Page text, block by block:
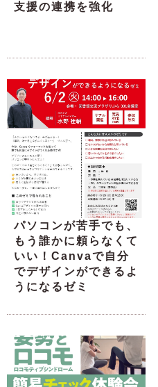
支援の連携を強化
パソコンが苦手でも、
もう誰かに頼らなくて
いい！Canvaで自分
でデザインができるよ
うになるゼミ